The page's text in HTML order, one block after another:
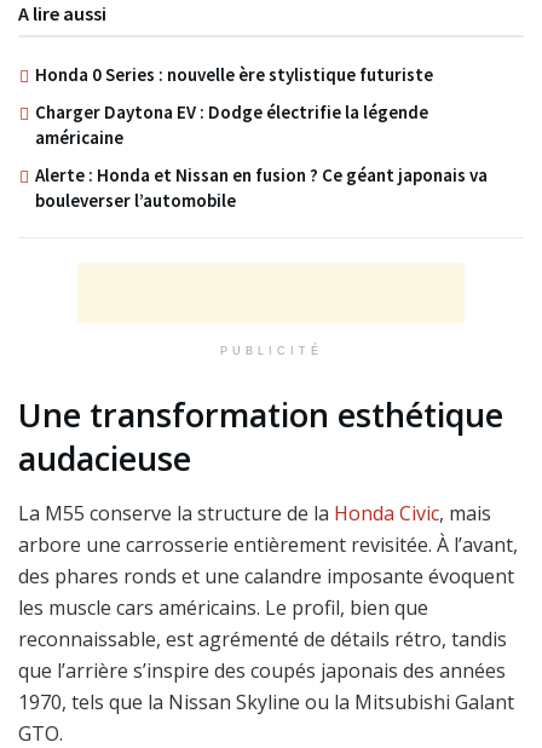
A lire aussi
Honda 0 Series : nouvelle ère stylistique futuriste
Charger Daytona EV : Dodge électrifie la légende
américaine
Alerte : Honda et Nissan en fusion ? Ce géant japonais va
bouleverser l’automobile
PUBLICITÉ
Une transformation esthétique
audacieuse
La M55 conserve la structure de la Honda Civic, mais
arbore une carrosserie entièrement revisitée. À l’avant,
des phares ronds et une calandre imposante évoquent
les muscle cars américains. Le profil, bien que
reconnaissable, est agrémenté de détails rétro, tandis
que l’arrière s’inspire des coupés japonais des années
1970, tels que la Nissan Skyline ou la Mitsubishi Galant
GTO.